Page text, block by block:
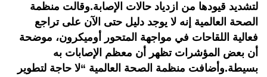
لتشديد قيودها من ازدياد حالات الإصابة.وقالت منظمة
الصحة العالمية إنه لا يوجد دليل حتى الآن على تراجع
فعالية اللقاحات في مواجهة المتحور أوميكرون، موضحة
أن بعض المؤشرات تظهر أن معظم الإصابات به
بسيطة.وأضافت منظمة الصحة العالمية “لا حاجة لتطوير